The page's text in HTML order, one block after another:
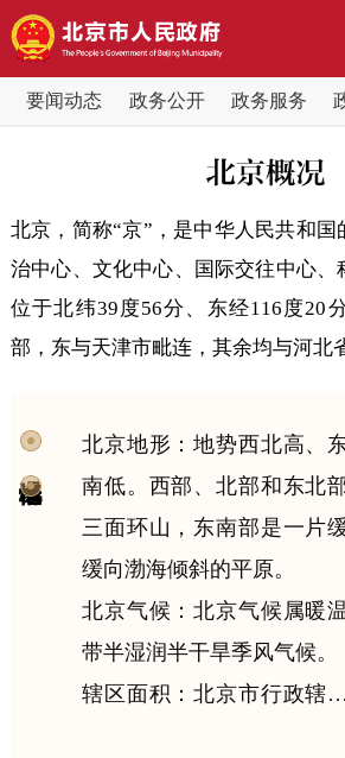
要闻动态 政务公开 政务服务
要闻动态
国务院信息
北京要闻 会议信息
各区热点
政务公开
政策兑现 政策解读
决策公开 专题公开
政务服务
个人服务 法人服务
北京，简称“京”，是中华人民共和国
治中心、文化中心、国际交往中心、
位于北纬39度56分、东经116度20
部，东与天津市毗连，其余均与河北
北京地形：地势西北高、
南低。西部、北部和东北
三面环山，东南部是一片
缓向渤海倾斜的平原。
北京气候：北京气候属暖温
带半湿润半干旱季风气候。
辖区面积：北京市行政辖区